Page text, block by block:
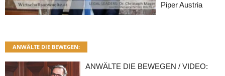
Piper Austria
ANWÄLTE DIE BEWEGEN:
ANWÄLTE DIE BEWEGEN / VIDEO: